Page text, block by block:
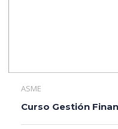
ASME
Curso Gestión